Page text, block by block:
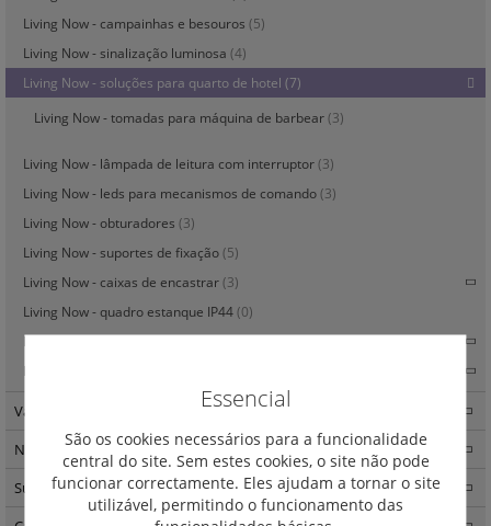
Living Now - campainhas e besouros (5)
Living Now - sinalização luminosa (4)
Living Now - soluções para quarto de hotel (7)
Living Now - tomadas para máquina de barbear(3)
Living Now - lâmpada de leitura com interruptor(3)
Living Now - leds para mecanismos de comando(3)
Living Now - obturadores (3)
Living Now - suportes de fixação(5)
Living Now - caixas de encastrar(3)
Living Now - quadro estanque IP44(0)
Living Now - Teclas e centros(196)
Living Now - quadros de acabamento
Valena Life
Niloé Step(191)
Suno (263)
Essencial
São os cookies necessários para a funcionalidade
central do site. Sem estes cookies, o site não pode
funcionar correctamente. Eles ajudam a tornar o site
utilizável, permitindo o funcionamento das